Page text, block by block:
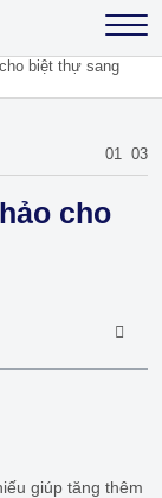
biệt thự sang
01 03
cho
giúp tăng thêm